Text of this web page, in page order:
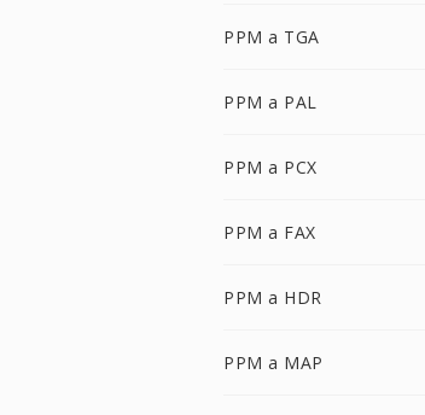
PPM a TGA
PPM a PAL
PPM a PCX
PPM a FAX
PPM a HDR
PPM a MAP